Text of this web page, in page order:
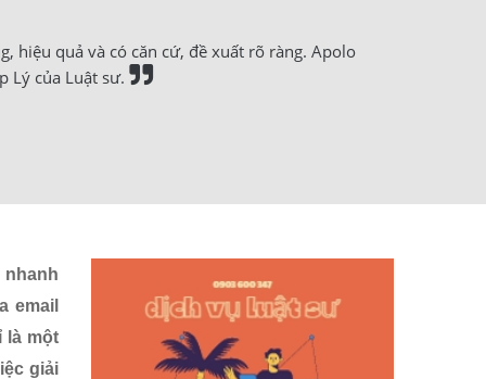
hiệu quả và có căn cứ, đề xuất rõ ràng. Apolo
Lý của Luật sư.
email
là một
giải